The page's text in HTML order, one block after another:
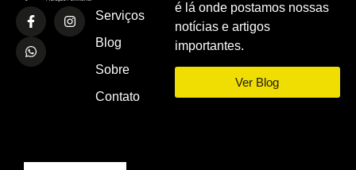
Serviços
Blog
Sobre
Contato
é lá onde postamos nossas
notícias e artigos
importantes.
Ver Blog